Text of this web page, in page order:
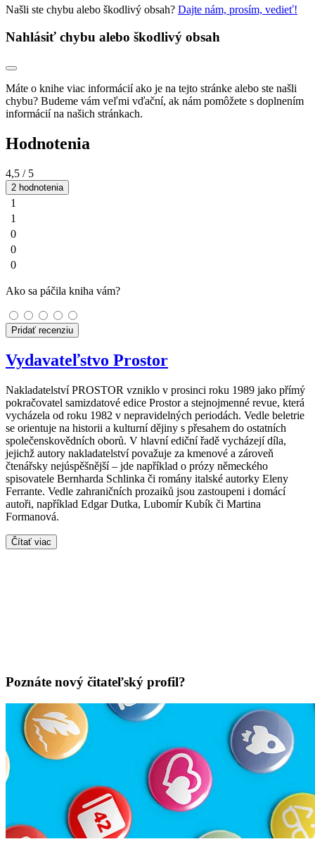
Našli ste chybu alebo škodlivý obsah? Dajte nám, prosím, vedieť!
Nahlásiť chybu alebo škodlivý obsah
Máte o knihe viac informácií ako je na tejto stránke alebo ste našli
chybu? Budeme vám veľmi vďační, ak nám pomôžete s doplnením
informácií na našich stránkach.
Hodnotenia
4,5 / 5
2 hodnotenia
1
1
0
0
0
Ako sa páčila kniha vám?
Pridať recenziu
Vydavateľstvo Prostor
Nakladatelství PROSTOR vzniklo v prosinci roku 1989 jako přímý
pokračovatel samizdatové edice Prostor a stejnojmenné revue, která
vycházela od roku 1982 v nepravidelných periodách. Vedle beletrie
se orientuje na historii a kulturní dějiny s přesahem do ostatních
společenskovědních oborů. V hlavní ediční řadě vycházejí díla,
jejichž autory nakladatelství považuje za kmenové a zároveň
čtenářsky nejúspěšnější – jde například o prózy německého
spisovatele Bernharda Schlinka či romány italské autorky Eleny
Ferrante. Vedle zahraničních prozaiků jsou zastoupeni i domácí
autoři, například Edgar Dutka, Lubomír Kubík či Martina
Formanová.
Čítať viac
Poznáte nový čitateľský profil?